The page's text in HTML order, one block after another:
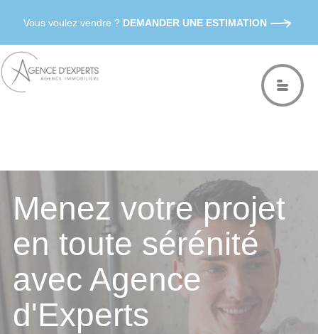
Vous voulez vendre ? DEMANDER UNE ESTIMATION
Menez votre projet
en toute sérénité
avec Agence
d'Experts